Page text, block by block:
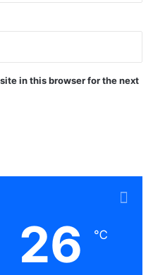
in this browser for the next
26 ℃